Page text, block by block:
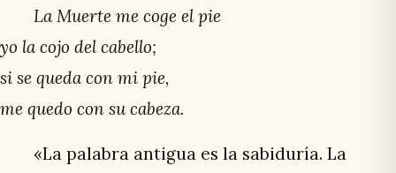
La Muerte me coge el pie
yo la cojo del cabello;
si se queda con mi pie,
me quedo con su cabeza.
«La palabra antigua es la sabiduría. La